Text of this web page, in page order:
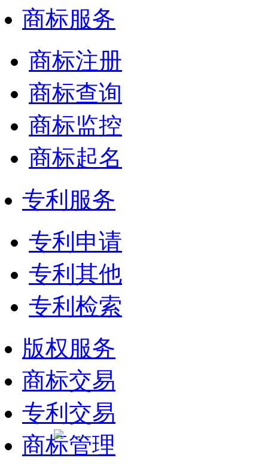
商标服务
商标注册
商标查询
商标监控
商标起名
专利服务
专利申请
专利其他
专利检索
版权服务
商标交易
专利交易
商标管理